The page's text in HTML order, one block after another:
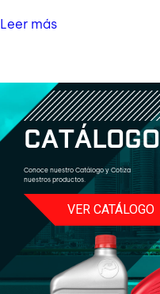
Leer más
CATÁLOGO
Conoce nuestro Catálogo y Cotiza
nuestros productos.
VER CATÁLOGO